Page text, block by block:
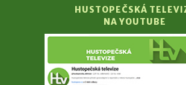
HUSTOPEČSKÁ
NA YOUTUBE